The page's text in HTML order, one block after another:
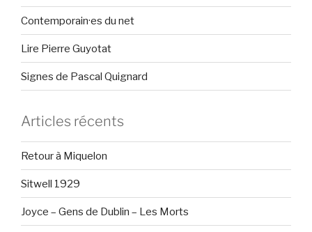
Contemporain·es du net
Lire Pierre Guyotat
Signes de Pascal Quignard
Articles récents
Retour à Miquelon
Sitwell 1929
Joyce – Gens de Dublin – Les Morts